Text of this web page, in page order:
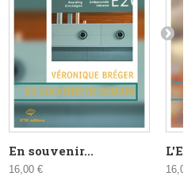
En souvenir...
16,00 €
16,00